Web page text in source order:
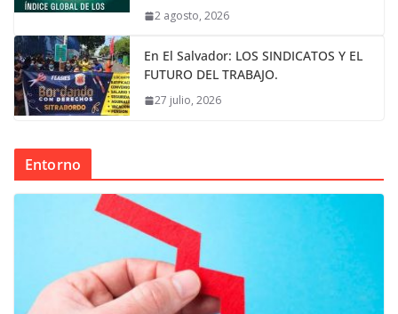
2 agosto, 2026
En El Salvador: LOS SINDICATOS Y EL
FUTURO DEL TRABAJO.
27 julio, 2026
Entorno